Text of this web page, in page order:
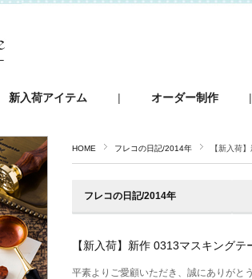
新入荷アイテム オーダー制作
HOME フレコの日記/2014年 【新入荷
フレコの日記/2014年
【新入荷】新作 0313マスキングテ
平素よりご愛顧いただき、誠にありがと